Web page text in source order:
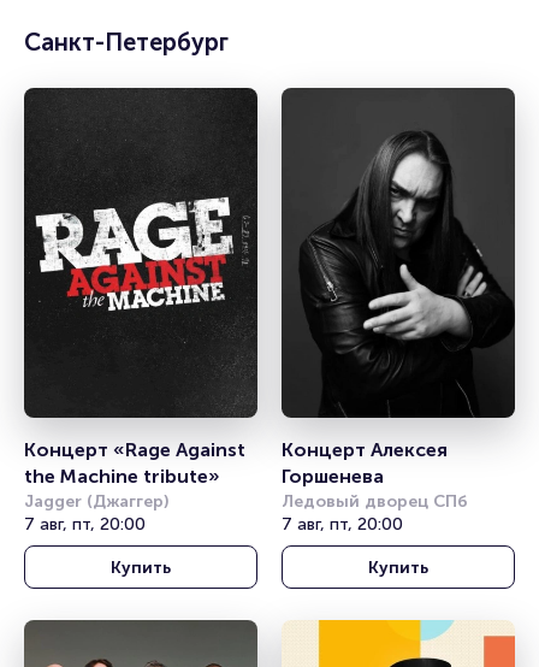
Санкт-Петербург
Концерт «Rage Against
the Machine tribute»
Jagger (Джаггер)
7 авг, пт, 20:00
Купить
Концерт Алексея
Горшенева
Ледовый дворец СПб
7 авг, пт, 20:00
Купить